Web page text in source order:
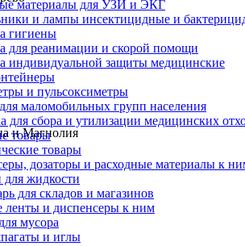
и Магнолия
материалы для УЗИ и ЭКГ
и лампы инсектицидные и
гигиены
для реанимации и скорой помощи
индивидуальной защиты медицинские
и пульсоксиметры
маломобильных групп населения
для сбора и утилизации медицинских
товары
товары
дозаторы и расходные материалы к
для жидкости
для складов и магазинов
ленты и диспенсеры к ним
мусора
и иглы